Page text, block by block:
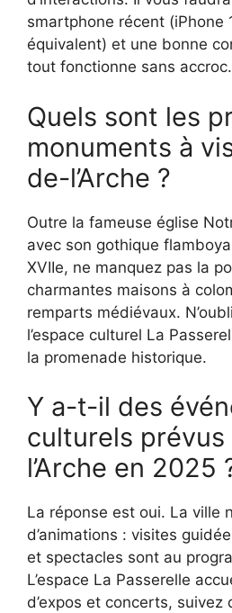
smartphone récent (iPhone
équivalent) et une bonne
tout fonctionne sans accroc.
Quels sont les
monuments à
de-l’Arche ?
Outre la fameuse église
avec son gothique
XVIIe, ne manquez pas la
charmantes maisons à
remparts médiévaux.
l’espace culturel La
la promenade historique.
Y a-t-il des
culturels
l’Arche en 2025
La réponse est oui. La ville
d’animations : visites
et spectacles sont au
L’espace La Passerelle
d’expos et concerts, suivez